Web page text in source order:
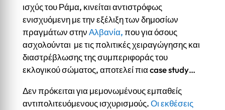
ισχύς του Ράμα, κινείται αντιστρόφως
ενισχυόμενη με την εξέλιξη των δημοσίων
πραγμάτων στηνΑλβανία,που για όσους
ασχολούνται με τις πολιτικές χειραγώγησης και
διαστρέβλωσης της συμπεριφοράς του
εκλογικού σώματος, αποτελεί πια case study…
Δεν πρόκειται για μεμονωμένους εμπαθείς
αντιπολιτευόμενους ισχυρισμούς.Οι εκθέσεις